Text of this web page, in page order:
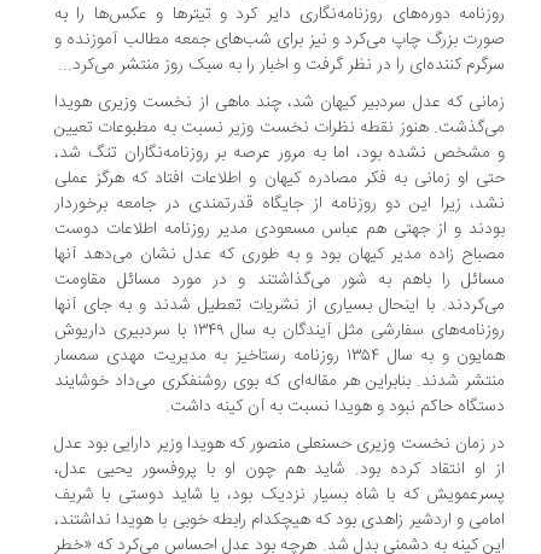
روزنامه دوره‌های روزنامه‌نگاری دایر کرد و تیترها و عکس‌ها را به
صورت بزرگ چاپ می‌کرد و نیز برای شب‌های جمعه مطالب آموزنده و
سرگرم کننده‌ای را در نظر گرفت و اخبار را به سبک روز منتشر می‌کرد...
زمانی که عدل سردبیر کیهان شد، چند ماهی از نخست وزیری هویدا
می‌گذشت. هنوز نقطه نظرات نخست وزیر نسبت به مطبوعات تعیین
و مشخص نشده بود، اما به مرور عرصه بر روزنامه‌نگاران تنگ شد،
حتی او زمانی به فکر مصادره کیهان و اطلاعات افتاد که هرگز عملی
نشد، زیرا این دو روزنامه از جایگاه قدرتمندی در جامعه برخوردار
بودند و از جهتی هم عباس مسعودی مدیر روزنامه اطلاعات دوست
مصباح زاده مدیر کیهان بود و به طوری که عدل نشان می‌دهد آنها
مسائل را باهم به شور می‌گذاشتند و در مورد مسائل مقاومت
می‌کردند. با اینحال بسیاری از نشریات تعطیل شدند و به جای آنها
روزنامه‌های سفارشی مثل آیندگان به سال ۱۳۴۹ با سردبیری داریوش
همایون و به سال ۱۳۵۴ روزنامه رستاخیز به مدیریت مهدی سمسار
منتشر شدند. بنابراین هر مقاله‌ای که بوی روشنفکری می‌داد خوشایند
دستگاه حاکم نبود و هویدا نسبت به آن کینه داشت.
در زمان نخست وزیری حسنعلی منصور که هویدا وزیر دارایی بود عدل
از او انتقاد کرده بود. شاید هم چون او با پروفسور یحیی عدل،
پسرعمویش که با شاه بسیار نزدیک بود، یا شاید دوستی با شریف
امامی و اردشیر زاهدی بود که هیچکدام رابطه خوبی با هویدا نداشتند،
این کینه به دشمنی بدل شد. هرچه بود عدل احساس می‌کرد که «خطر